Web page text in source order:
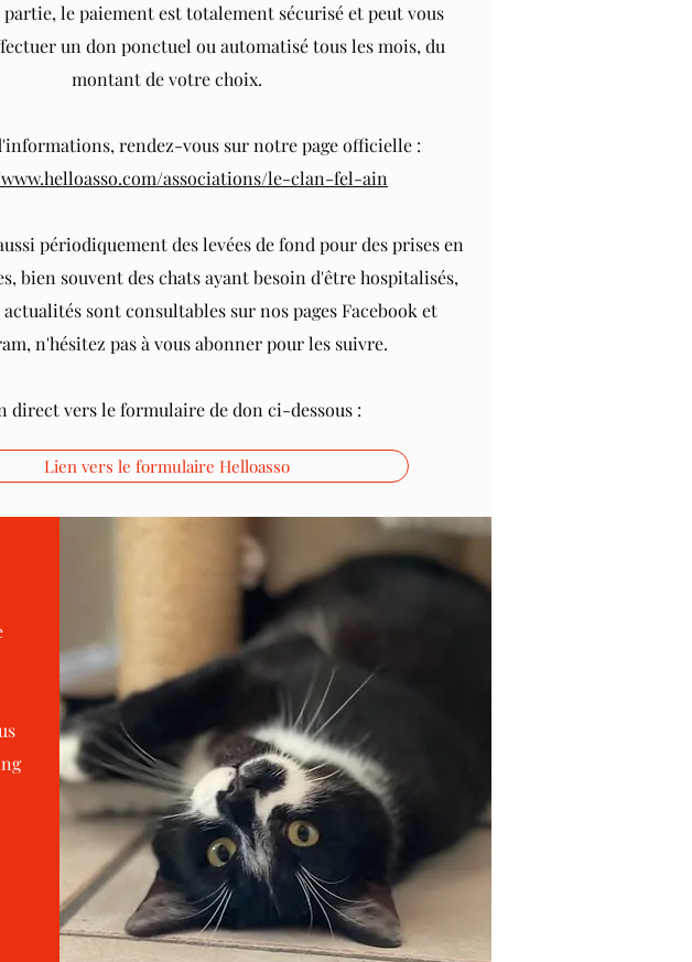
le paiement est totalement sécurisé et peut vous
un don ponctuel ou automatisé tous les mois, du
montant de votre choix.
rendez-vous sur notre page officielle :
associations/le-clan-fel-ain
périodiquement des levées de fond pour des prises en
bien souvent des chats ayant besoin d'être hospitalisés,
actualités sont consultables sur nos pages Facebook et
n'hésitez pas à vous abonner pour les suivre.
direct vers le formulaire de don ci-dessous :
Lien vers le formulaire Helloasso